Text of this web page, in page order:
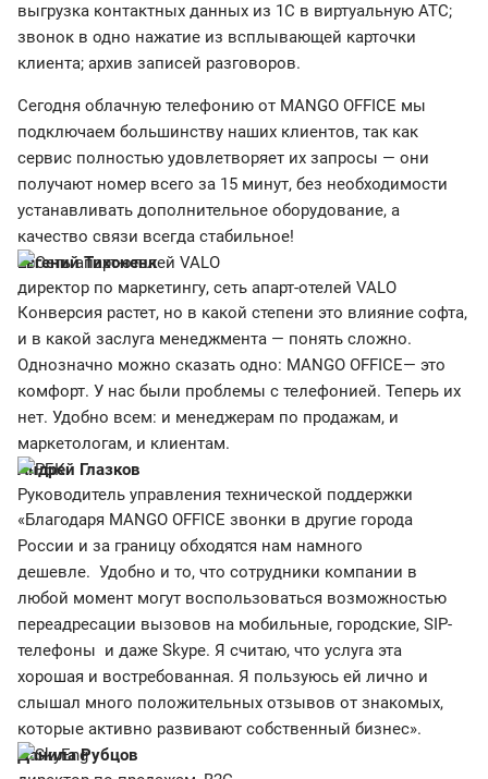
выгрузка контактных данных из 1С в виртуальную АТС;
звонок в одно нажатие из всплывающей карточки
клиента; архив записей разговоров.
Сегодня облачную телефонию от MANGO OFFICE мы
подключаем большинству наших клиентов, так как
сервис полностью удовлетворяет их запросы — они
получают номер всего за 15 минут, без необходимости
устанавливать дополнительное оборудование, а
качество связи всегда стабильное!
Евгений Тихоненк
директор по маркетингу, сеть апарт-отелей VALO
Конверсия растет, но в какой степени это влияние софта,
и в какой заслуга менеджмента — понять сложно.
Однозначно можно сказать одно: MANGO OFFICE— это
комфорт. У нас были проблемы с телефонией. Теперь их
нет. Удобно всем: и менеджерам по продажам, и
маркетологам, и клиентам.
Андрей Глазков
Руководитель управления технической поддержки
«Благодаря MANGO OFFICE звонки в другие города
России и за границу обходятся нам намного
дешевле. Удобно и то, что сотрудники компании в
любой момент могут воспользоваться возможностью
переадресации вызовов на мобильные, городские, SIP-
телефоны и даже Skype. Я считаю, что услуга эта
хорошая и востребованная. Я пользуюсь ей лично и
слышал много положительных отзывов от знакомых,
которые активно развивают собственный бизнес».
Данила Рубцов